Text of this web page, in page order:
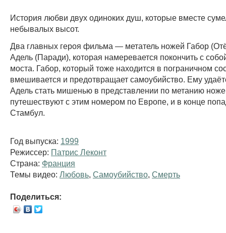
История любви двух одиноких душ, которые вместе
небывалых высот.
Два главных героя фильма — метатель ножей Габор
Адель (Паради), которая намеревается покончить с
моста. Габор, который тоже находится в пограничном
вмешивается и предотвращает самоубийство. Ему
Адель стать мишенью в представлении по метанию
путешествуют с этим номером по Европе, и в конце
Стамбул.
Год выпуска: 1999
Режиссер: Патрис Леконт
Страна: Франция
Темы видео: Любовь Самоубийство Смерть
Поделиться: